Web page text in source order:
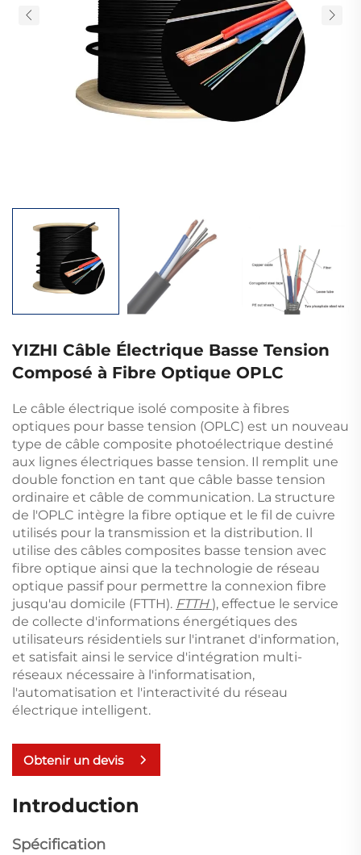
YIZHI Câble Électrique Basse Tension
Composé à Fibre Optique OPLC
Le câble électrique isolé composite à fibres
optiques pour basse tension (OPLC) est un nouveau
type de câble composite photoélectrique destiné
aux lignes électriques basse tension. Il remplit une
double fonction en tant que câble basse tension
ordinaire et câble de communication. La structure
de l'OPLC intègre la fibre optique et le fil de cuivre
utilisés pour la transmission et la distribution. Il
utilise des câbles composites basse tension avec
fibre optique ainsi que la technologie de réseau
optique passif pour permettre la connexion fibre
jusqu'au domicile (FTTH). FTTH ), effectue le service
de collecte d'informations énergétiques des
utilisateurs résidentiels sur l'intranet d'information,
et satisfait ainsi le service d'intégration multi-
réseaux nécessaire à l'informatisation,
l'automatisation et l'interactivité du réseau
électrique intelligent.
Obtenir un devis
Introduction
Spécification